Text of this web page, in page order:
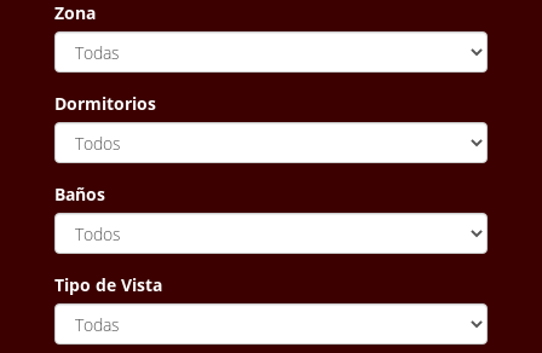
Zona
Dormitorios
Baños
Tipo de Vista